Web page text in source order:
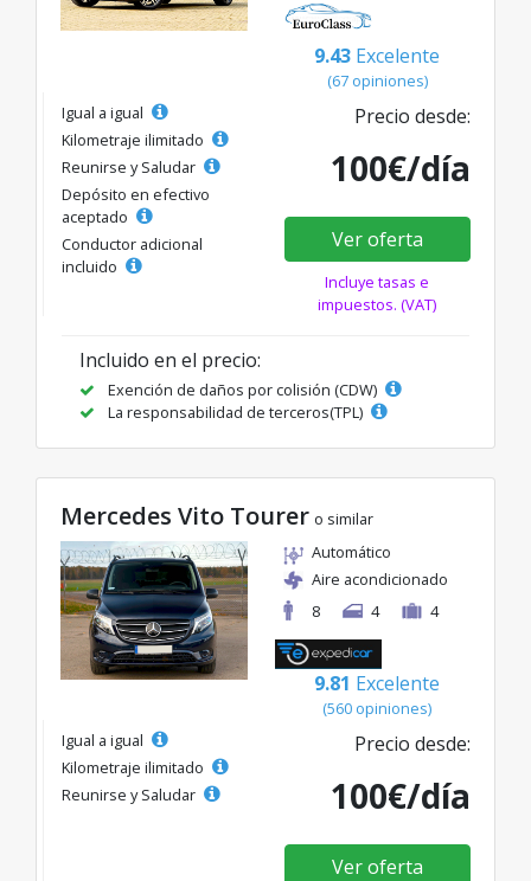
9.43 Excelente
(67 opiniones)
Igual a igual
Kilometraje ilimitado
Reunirse y Saludar
Depósito en efectivo
aceptado
Conductor adicional
incluido
Precio desde:
100€/día
Ver oferta
Incluye tasas e
impuestos. (VAT)
Incluido en el precio:
Exención de daños por colisión (CDW)
La responsabilidad de terceros(TPL)
Mercedes Vito Tourer o similar
Automático
Aire acondicionado
8
4 4
9.81 Excelente
(560 opiniones)
Igual a igual
Kilometraje ilimitado
Reunirse y Saludar
Precio desde:
100€/día
Ver oferta